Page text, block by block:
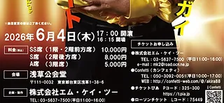
※前売りの状況により、当日券を販売できない場合が
あります。